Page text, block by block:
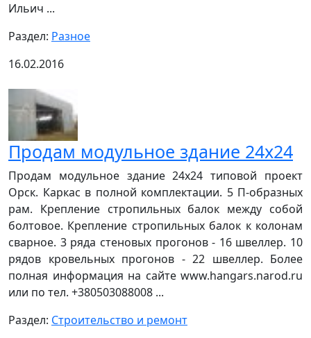
Ильич ...
Раздел: Разное
16.02.2016
Продам модульное здание 24х24
Продам модульное здание 24х24 типовой проект
Орск. Каркас в полной комплектации. 5 П-образных
рам. Крепление стропильных балок между собой
болтовое. Крепление стропильных балок к колонам
сварное. 3 ряда стеновых прогонов - 16 швеллер. 10
рядов кровельных прогонов - 22 швеллер. Более
полная информация на сайте www.hangars.narod.ru
или по тел. +380503088008 ...
Раздел: Строительство и ремонт